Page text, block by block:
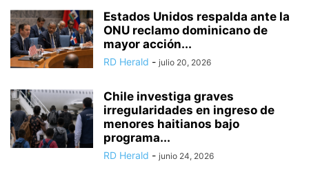
Estados Unidos respalda ante la
ONU reclamo dominicano de
mayor acción...
RD Herald - julio 20, 2026
Chile investiga graves
irregularidades en ingreso de
menores haitianos bajo
programa...
RD Herald - junio 24, 2026